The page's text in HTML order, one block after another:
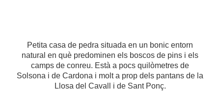
Petita casa de pedra situada en un bonic entorn
natural en què predominen els boscos de pins i els
camps de conreu. Està a pocs quilòmetres de
Solsona i de Cardona i molt a prop dels pantans de la
Llosa del Cavall i de Sant Ponç.